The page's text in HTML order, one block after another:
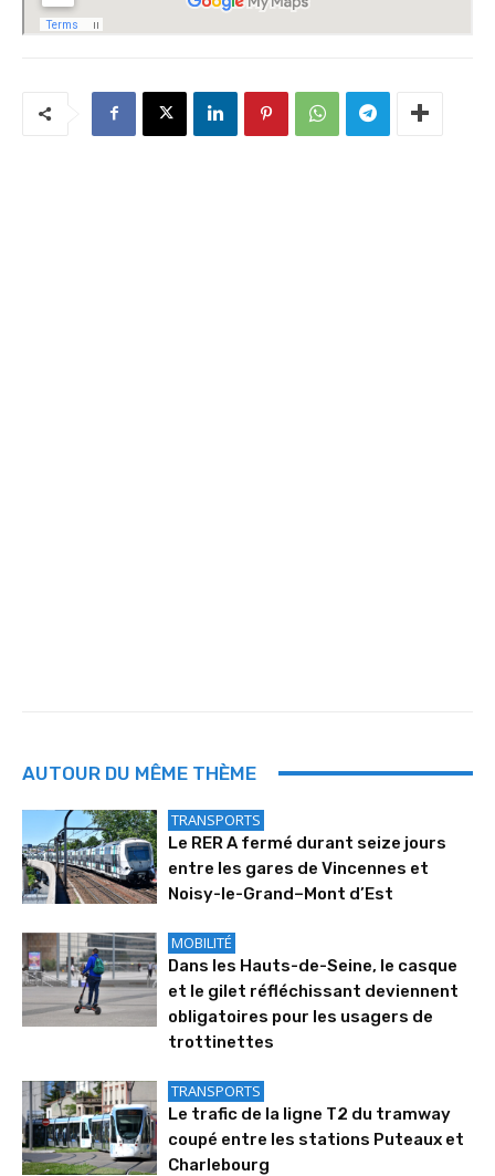
AUTOUR DU MÊME THÈME
TRANSPORTS
Le RER A fermé durant seize jours
entre les gares de Vincennes et
Noisy-le-Grand–Mont d’Est
MOBILITÉ
Dans les Hauts-de-Seine, le casque
et le gilet réfléchissant deviennent
obligatoires pour les usagers de
trottinettes
TRANSPORTS
Le trafic de la ligne T2 du tramway
coupé entre les stations Puteaux et
Charlebourg